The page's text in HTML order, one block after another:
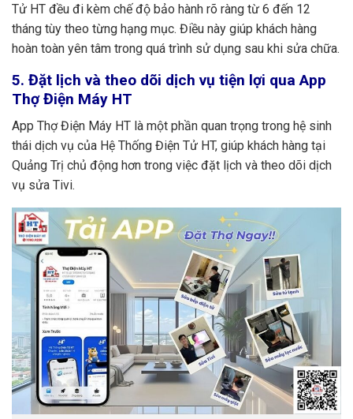
Tử HT đều đi kèm chế độ bảo hành rõ ràng từ 6 đến 12
tháng tùy theo từng hạng mục. Điều này giúp khách hàng
hoàn toàn yên tâm trong quá trình sử dụng sau khi sửa chữa.
5. Đặt lịch và theo dõi dịch vụ tiện lợi qua App
Thợ Điện Máy HT
App Thợ Điện Máy HT là một phần quan trọng trong hệ sinh
thái dịch vụ của Hệ Thống Điện Tử HT, giúp khách hàng tại
Quảng Trị chủ động hơn trong việc đặt lịch và theo dõi dịch
vụ sửa Tivi.